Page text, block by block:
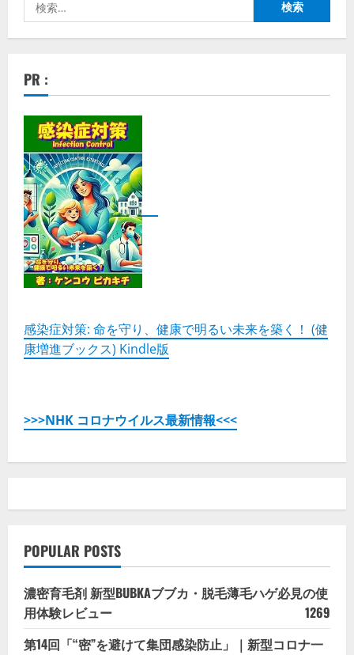
索:
PR :
感染症対策: 命を守り、健康で明るい未来を築く！ (健
康増進ブックス) Kindle版
>>>NHK コロナウイルス最新情報<<<
POPULAR POSTS
濃密育毛剤 新型BUBKAブブカ・脱毛薄毛ハゲ必見の使
用体験レビュー
1269
第14回「“密”を避けて集団感染防止」｜新型コロナ一